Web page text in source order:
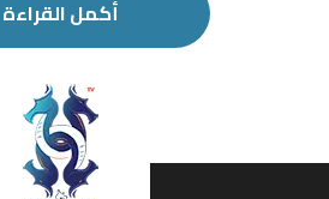
أكمل القراءة